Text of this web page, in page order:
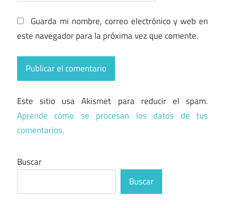
Guarda mi nombre, correo electrónico y web en
este navegador para la próxima vez que comente.
Este sitio usa Akismet para reducir el spam.
Aprende cómo se procesan los datos de tus
comentarios.
Buscar
Buscar